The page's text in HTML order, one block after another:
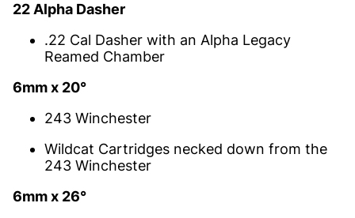
22 Alpha Dasher
.22 Cal Dasher with an Alpha Legacy
Reamed Chamber
6mm x 20°
243 Winchester
Wildcat Cartridges necked down from the
243 Winchester
6mm x 26°